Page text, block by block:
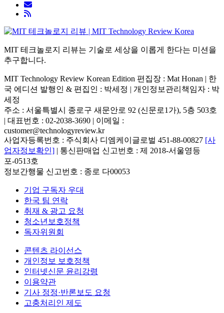
MIT 테크놀로지 리뷰는 기술로 세상을 이롭게 한다는 미션을
추구합니다.
MIT Technology Review Korean Edition 편집장 : Mat Honan | 한
국 에디션 발행인 & 편집인 : 박세정 | 개인정보관리책임자 : 박
세정
주소 : 서울특별시 종로구 새문안로 92 (신문로1가), 5층 503호
| 대표번호 : 02-2038-3690 | 이메일 :
customer@technologyreview.kr
사업자등록번호 : 주식회사 디엠케이글로벌 451-88-00827 [사
업자정보확인] | 통신판매업 신고번호 : 제 2018-서울영등
포-0513호
정보간행물 신고번호 : 종로 다00053
기업 구독자 우대
한국 팀 연락
취재 & 광고 요청
청소년보호정책
독자위원회
콘텐츠 라이선스
개인정보 보호정책
인터넷신문 윤리강령
이용약관
기사 정정·반론보도 요청
고충처리인 제도